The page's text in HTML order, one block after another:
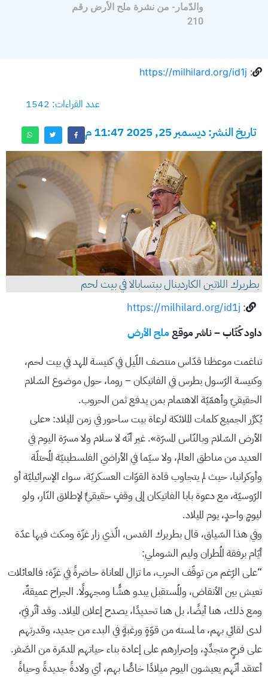
والدّمار- من نشرة ملح الأرض رقم
210
:
https://milhilard.org/id1j
عدد القراءات: 1542
تاريخ النشر: ديسمبر 25, 2025 11:47 م
بطريرك اللاتين الكاردينال بيتسابالا في بيت لحم
:
https://milhilard.org/id1j
داود كُتّاب – ناشر موقعملح الأرض
تناغمت موعظتا قدّاس منتصف اللّيل في كنيسة المهد في بيت لحم،
وكنيسة الرّسول بطرس في الفاتيكان – روما، حول موضوع السّلام
الحقيقيّ وأهمّيّة الاهتمام بمن يدفع ثمن الحروب.
يُكرِّر الجميع كلمات الملائكة لرعاة بيت ساحور في زمن الميلاد: «على
الأرض السّلام وبالنّاس المسرّة». غير أنّه لا سلام ولا مسرّة اليوم في
العديد من مناطق العالم، ولا سيّما في الأراضي الفلسطينيّة المُحتلّة
وأوكرانيا، حيث لم يتجاوب قادة القوّات العسكريّة، سواء الإسرائيليّة أو
الرّوسيّة، مع دعوة بابا الفاتيكان إلى وقفٍ حقيقيٍّ لإطلاق النّار، ولو
ليومٍ واحدٍ، يوم الميلاد.
وفي هذا السّياق، قال بطريرك القدس، الّذي زار غزّة ومكث فيها عدّة
أيّام برفقة المُطران وليم الشوملي:
“على الرّغم من توقّف الحرب، ما تزال المعاناة حاضرةً في غزّة؛ فالعائلات
تعيش بين الأنقاض، والمُستقبل يبدو هشًّا ومجهولًا. الجراح عميقةٌ،
ومع ذلك، هنا أيضًا، بل هنا تحديدًا، يصدح إعلان الميلاد. وقد أثّر فيّ،
لدى لقائي بهم، ما لمسته من قوّةٍ ورغبةٍ في البدء من جديد، وقدرتهم
على فرحٍ متجدِّدٍ، وإصرارهم على إعادة بناء حياتهم المدمّرة من الصّفر.
أعتقد أنّهم يعيشون اليوم ميلادًا خاصًّا بهم، أي ولادةً جديدةً وحياةً